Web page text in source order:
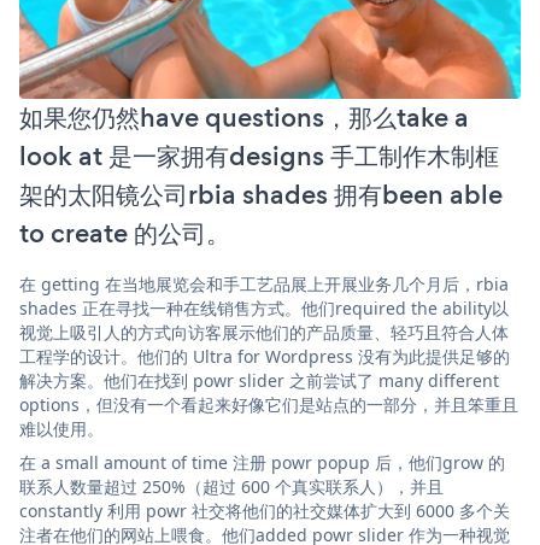
如果您仍然have questions，那么take a
look at 是一家拥有designs 手工制作木制框
架的太阳镜公司rbia shades 拥有been able
to create 的公司。
在 getting 在当地展览会和手工艺品展上开展业务几个月后，rbia
shades 正在寻找一种在线销售方式。他们required the ability以
视觉上吸引人的方式向访客展示他们的产品质量、轻巧且符合人体
工程学的设计。他们的 Ultra for Wordpress 没有为此提供足够的
解决方案。他们在找到 powr slider 之前尝试了 many different
options，但没有一个看起来好像它们是站点的一部分，并且笨重且
难以使用。
在 a small amount of time 注册 powr popup 后，他们grow 的
联系人数量超过 250%（超过 600 个真实联系人），并且
constantly 利用 powr 社交将他们的社交媒体扩大到 6000 多个关
注者在他们的网站上喂食。他们added powr slider 作为一种视觉